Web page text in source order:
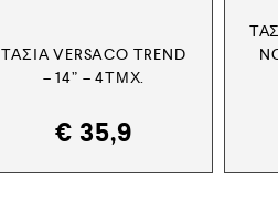
ΤΆΣΙΑ VERSACO TREND
– 14” – 4ΤΜΧ.
€ 35,9